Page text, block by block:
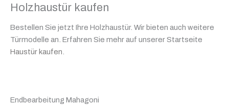
Holzhaustür kaufen
Bestellen Sie jetzt Ihre Holzhaustür. Wir bieten auch weitere
Türmodelle an. Erfahren Sie mehr auf unserer Startseite
Haustür kaufen
Endbearbeitung Mahagoni